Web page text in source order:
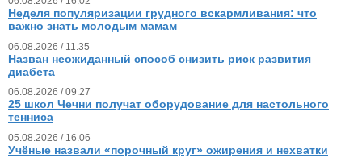
Неделя популяризации грудного вскармливания: что
важно знать молодым мамам
06.08.2026 / 11.35
Назван неожиданный способ снизить риск развития
диабета
06.08.2026 / 09.27
25 школ Чечни получат оборудование для настольного
тенниса
05.08.2026 / 16.06
Учёные назвали «порочный круг» ожирения и нехватки